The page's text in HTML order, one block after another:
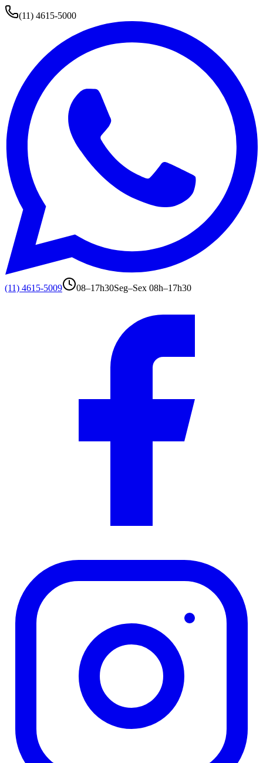
(11) 4615-5000
(11) 4615-5009 08–17h30Seg–Sex 08h–17h30